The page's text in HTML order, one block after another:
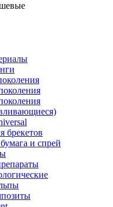
брекетов
и спрей